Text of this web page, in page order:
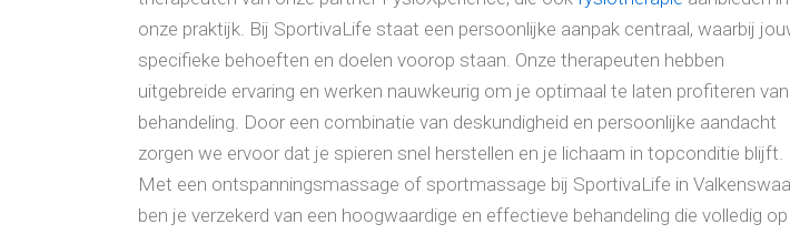
onze praktijk. Bij SportivaLife staat een persoonlijke aanpak centraal, waarbij
specifieke behoeften en doelen voorop staan. Onze therapeuten hebben
uitgebreide ervaring en werken nauwkeurig om je optimaal te laten profiteren
behandeling. Door een combinatie van deskundigheid en persoonlijke aandacht
zorgen we ervoor dat je spieren snel herstellen en je lichaam in topconditie blijft.
Met een ontspanningsmassage of sportmassage bij SportivaLife in
ben je verzekerd van een hoogwaardige en effectieve behandeling die volledig op